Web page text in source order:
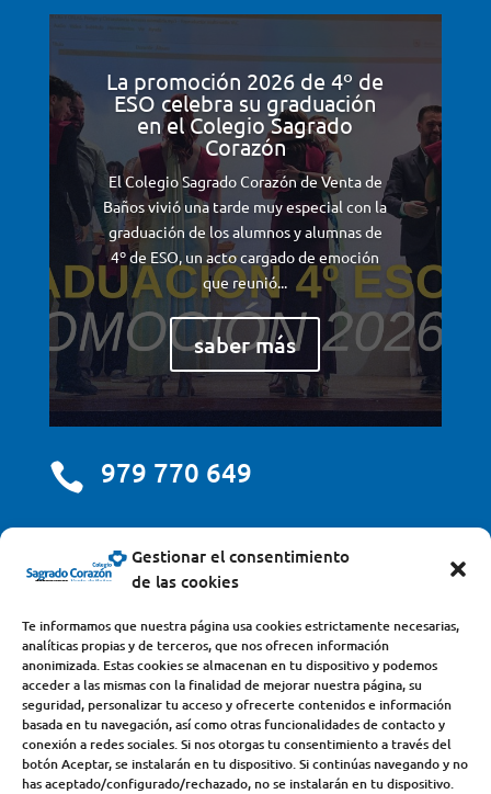
Gestionar el consentimiento
de las cookies
Te informamos que nuestra página usa cookies estrictamente necesarias,
analíticas propias y de terceros, que nos ofrecen información
anonimizada. Estas cookies se almacenan en tu dispositivo y podemos
acceder a las mismas con la finalidad de mejorar nuestra página, su
seguridad, personalizar tu acceso y ofrecerte contenidos e información
basada en tu navegación, así como otras funcionalidades de contacto y
conexión a redes sociales. Si nos otorgas tu consentimiento a través del
botón Aceptar, se instalarán en tu dispositivo. Si continúas navegando y no
has aceptado/configurado/rechazado, no se instalarán en tu dispositivo.
La promoción 2026 de 4º de
ESO celebra su graduación
en el Colegio Sagrado
Corazón
El Colegio Sagrado Corazón de Venta de
Baños vivió una tarde muy especial con la
graduación de los alumnos y alumnas de
4º de ESO, un acto cargado de emoción
que reunió...
saber más
 979 770 649
centro@scjdehon.com
Colegio y Seminario Sagrado Corazón
Avda. Castilla y León, s/n – 34200 – Venta de Baños
(Palencia) – Teléfono 979770649